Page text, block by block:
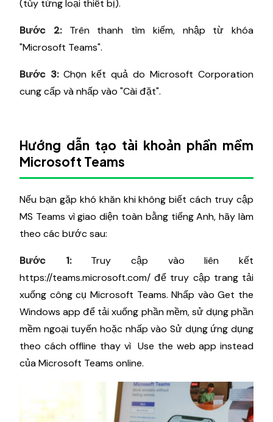
(tùy từng loại thiết bị).
Bước 2:Trên thanh tìm kiếm, nhập từ khóa
"Microsoft Teams".
Bước 3:Chọn kết quả do Microsoft Corporation
cung cấp và nhấp vào "Cài đặt".
Hướng dẫn tạo tài khoản phần mềm
Microsoft Teams
Nếu bạn gặp khó khăn khi không biết cách truy cập
MS Teams vì giao diện toàn bằng tiếng Anh, hãy làm
theo các bước sau:
Bước 1:Truy cập vào liên kết
https://teams.microsoft.com/ để truy cập trang tải
xuống công cụ Microsoft Teams. Nhấp vào Get the
Windows app để tải xuống phần mềm, sử dụng phần
mềm ngoại tuyến hoặc nhấp vào Sử dụng ứng dụng
theo cách offline thay vì Use the web app instead
của Microsoft Teams online.